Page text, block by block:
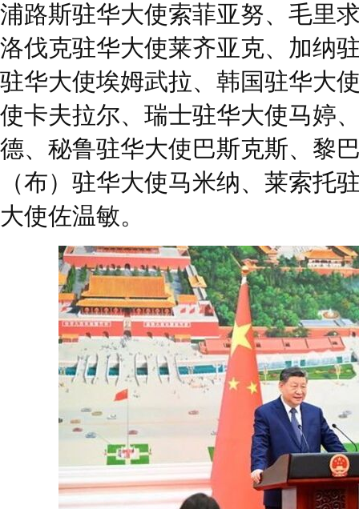
浦路斯驻华大使索菲亚努、毛里
洛伐克驻华大使莱齐亚克、加纳
驻华大使埃姆武拉、韩国驻华大
使卡夫拉尔、瑞士驻华大使马婷
德、秘鲁驻华大使巴斯克斯、黎
（布）驻华大使马米纳、莱索托
大使佐温敏。